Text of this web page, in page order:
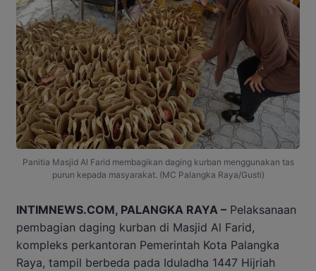
Panitia Masjid Al Farid membagikan daging kurban menggunakan tas
purun kepada masyarakat. (MC Palangka Raya/Gusti)
INTIMNEWS.COM, PALANGKA RAYA – Pelaksanaan
pembagian daging kurban di Masjid Al Farid,
kompleks perkantoran Pemerintah Kota Palangka
Raya, tampil berbeda pada Iduladha 1447 Hijriah